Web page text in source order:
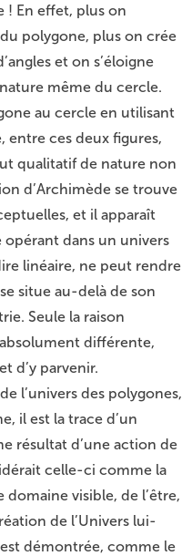
! En effet, plus on
polygone, plus on crée
et on s’éloigne
même du cercle.
au cercle en utilisant
entre ces deux figures,
qualitatif de nature non
d’Archimède se trouve
et il apparaît
dans un univers
linéaire, ne peut rendre
situe au-delà de son
Seule la raison
différente,
d’y parvenir.
l’univers des polygones,
il est la trace d’un
résultat d’une action de
celle-ci comme la
visible, de l’être,
de l’Univers lui-
démontrée, comme le